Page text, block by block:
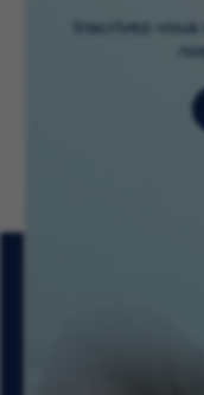
Inscrivez-